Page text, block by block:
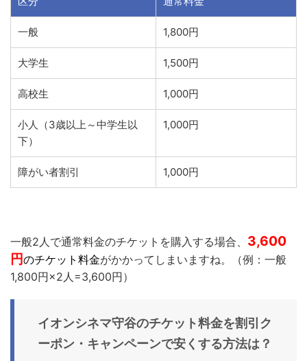
一般 1,800円
大学生 1,500円
高校生 1,000円
小人（3歳以上～中学生以
下）
1,000円
障がい者割引 1,000円
一般2人で通常料金のチケットを購入する場合、 3,600
円のチケット料金がかかってしまいますね。（例：一般
1,800円×2人=3,600円）
イオンシネマ守谷のチケット料金を割引ク
ーポン・キャンペーンで安くする方法は？